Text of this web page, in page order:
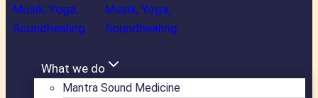
What we do
Mantra Sound Medicine